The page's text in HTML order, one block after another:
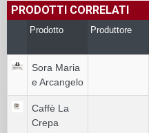
PRODOTTI CORRELATI
Prodotto Produttore
Sora Maria
e Arcangelo
Caffè La
Crepa